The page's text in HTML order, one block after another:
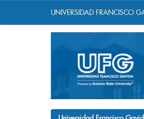
UNIVERSIDAD FRANCISCO